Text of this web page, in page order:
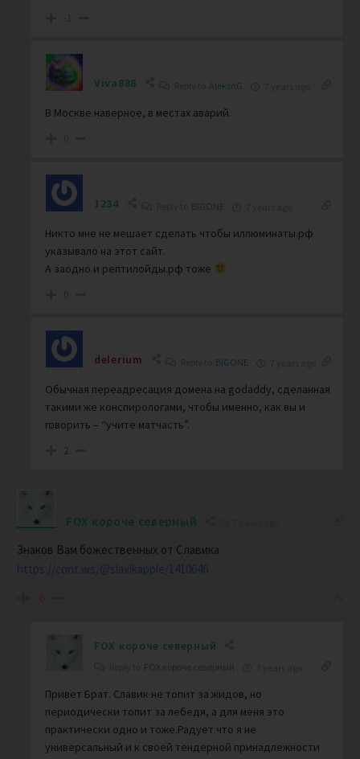
-1
Viva888 AleksnG
В Москве наверное, в местах аварий.
1234 BIGONE
Никто мне не мешает сделать чтобы иллюминаты.рф
указывало на этот сайт.
А заодно и рептилойды.рф тоже
delerium BIGONE
Обычная переадресация домена на godaddy, сделанная
такими же конспирологами, чтобы именно, как вы и
говорить – “учите матчасть”.
2
FOX короче северный
Знаков Вам божественных от Славика.
https://cont.ws/@slavikapple/1410646
-6
FOX короче северный
FOX короче северный
Привет Брат. Славик не топит за жидов, но
периодически топит за лебедя, а для меня это
практически одно и тоже.Радует что я не
универсальный и к своей тендерной принадлежности